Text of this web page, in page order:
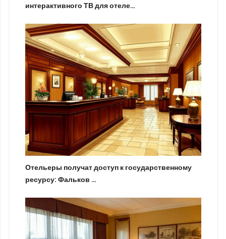
интерактивного ТВ для отеле…
Отельеры получат доступ к государственному
ресурсу: Фальков …